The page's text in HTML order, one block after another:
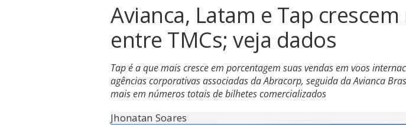
Avianca, Latam e Tap crescem
entre TMCs; veja dados
Tap é a que mais cresce em porcentagem suas vendas em voos
agências corporativas associadas da Abracorp, seguida da Avianca
mais em números totais de bilhetes comercializados
Jhonatan Soares